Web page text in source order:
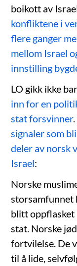
boikott av
konfliktene i
flere ganger
mellom Israel
innstilling
LO gikk ikke
inn for en
stat forsvinner
signaler som
deler av norsk
Israel:
Norske
storsamfunnet
blitt oppflasket
stat. Norske
fortvilelse. De
til å lide,